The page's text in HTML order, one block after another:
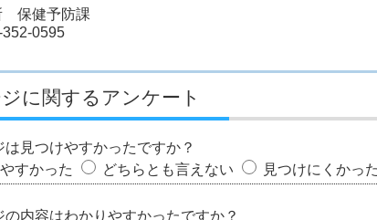
保健予防課
0595
に関するアンケート
は見つけやすかったですか？
すかった
どちらとも言えない 見つけにくかった
の内容はわかりやすかったですか？